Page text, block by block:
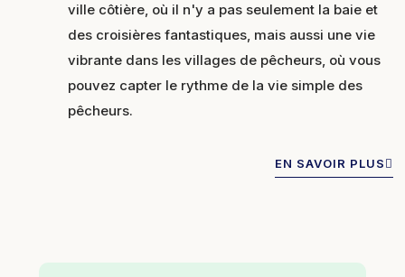
ville côtière, où il n'y a pas seulement la baie et
des croisières fantastiques, mais aussi une vie
vibrante dans les villages de pêcheurs, où vous
pouvez capter le rythme de la vie simple des
pêcheurs.
EN SAVOIR PLUS